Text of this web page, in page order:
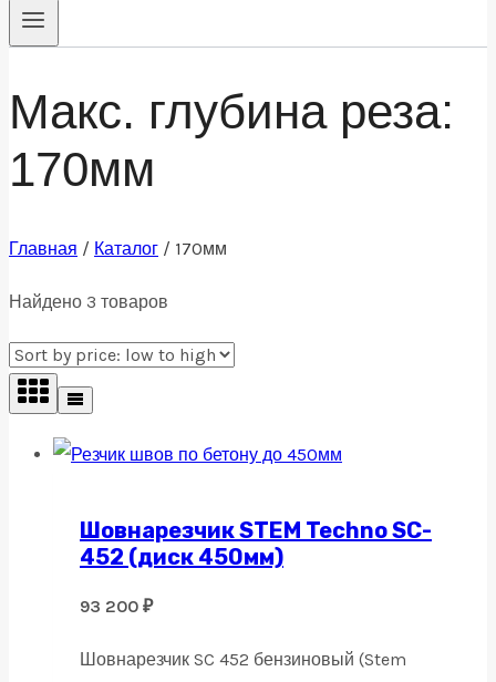
Макс. глубина реза:
170мм
Главная / Каталог / 170мм
Найдено 3 товаров
Шовнарезчик STEM Techno SC-
452 (диск 450мм)
93 200 ₽
Шовнарезчик SC 452 бензиновый (Stem